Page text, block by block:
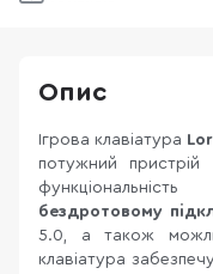
Опис
Ігрова клавіатура
потужний пристрій
бездротовому
5.0, а також
клавіатура